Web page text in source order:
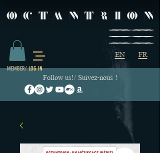
EN FR
Follow us!/ Suivez-nous !
MEMBER/LOG IN